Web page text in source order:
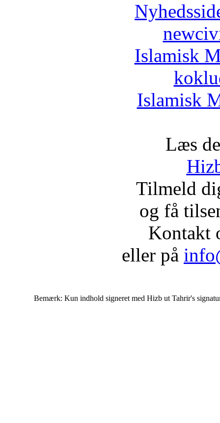
Islamisk
Islamisk
Læs
Tilmeld
og få
Kontakt
eller på
Bemærk: Kun indhold signeret med Hizb ut Tahrir's